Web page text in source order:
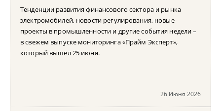
Тенденции развития финансового сектора и рынка
электромобилей, новости регулирования, новые
проекты в промышленности и другие события недели –
в свежем выпуске мониторинга «Прайм Эксперт»,
который вышел 25 июня.
26 Июня 2026